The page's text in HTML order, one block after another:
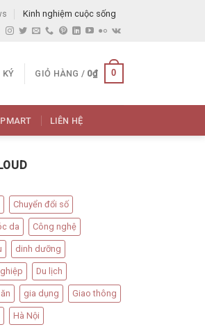
Kinh nghiệm cuộc sống
KÝ GIỎ HÀNG / 0₫ 0
LIÊN HỆ
Chuyển đổi số
da Công nghệ
dinh dưỡng
Du lịch
gia dụng Giao thông
Hà Nội